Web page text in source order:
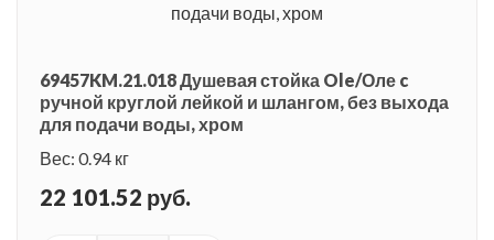
69457KM.21.018 Душевая стойка Ole/Оле c
ручной круглой лейкой и шлангом, без выхода
для подачи воды, хром
Вес: 0.94 кг
22 101.52 руб.